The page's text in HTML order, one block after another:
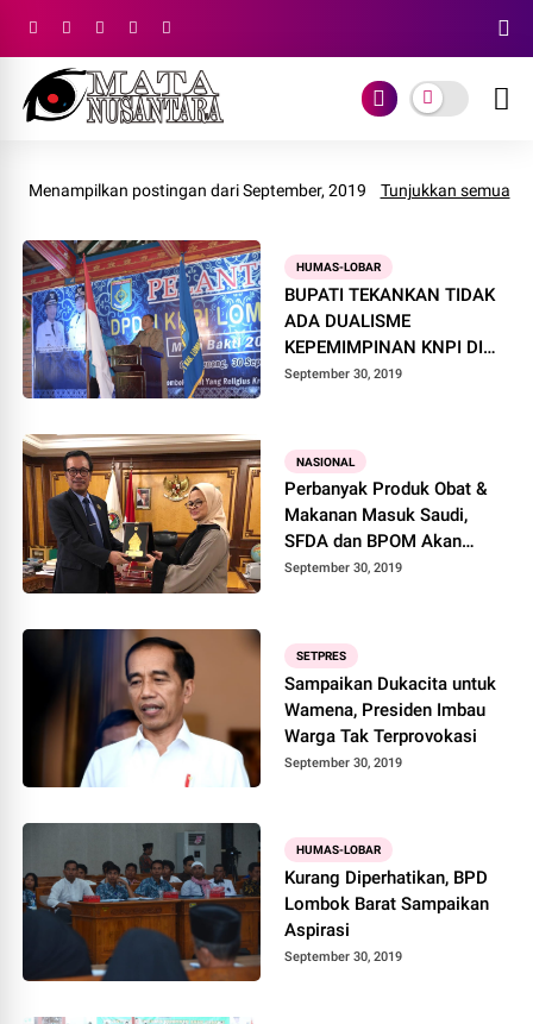
Menampilkan postingan dari September, 2019 Tunjukkan semua
HUMAS-LOBAR
BUPATI TEKANKAN TIDAK
ADA DUALISME
KEPEMIMPINAN KNPI DI
LOMBOK BARAT
September 30, 2019
NASIONAL
Perbanyak Produk Obat &
Makanan Masuk Saudi,
SFDA dan BPOM Akan
Teken MoU
September 30, 2019
SETPRES
Sampaikan Dukacita untuk
Wamena, Presiden Imbau
Warga Tak Terprovokasi
September 30, 2019
HUMAS-LOBAR
Kurang Diperhatikan, BPD
Lombok Barat Sampaikan
Aspirasi
September 30, 2019